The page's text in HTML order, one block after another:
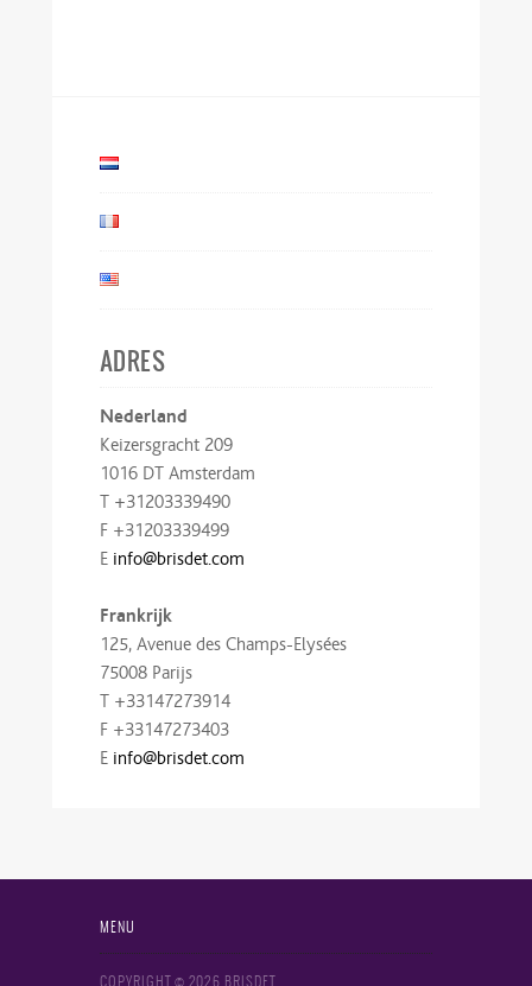
ADRES
Nederland
Keizersgracht 209
1016 DT Amsterdam
T +31203339490
F +31203339499
E info@brisdet.com
Frankrijk
125, Avenue des Champs-Elysées
75008 Parijs
T +33147273914
F +33147273403
E info@brisdet.com
MENU
COPYRIGHT © 2026 BRISDET